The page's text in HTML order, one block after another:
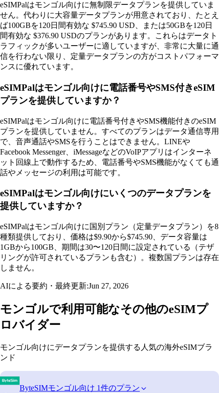
eSIMPalはモンゴル向けに無制限データプランを提供していま
せん。代わりに大容量データプランが用意されており、たとえ
ば100GBを120日間有効な $745.90 USD、または50GBを120日
間有効な $376.90 USDのプランがあります。これらはデータト
ラフィックが多いユーザーに適していますが、非常に大量に通
信を行わない限り、定量データプランの方がコストパフォーマ
ンスに優れています。
eSIMPalはモンゴル向けに電話番号やSMS付きeSIM
プランを提供していますか？
eSIMPalはモンゴル向けに電話番号付きやSMS機能付きのeSIM
プランを提供していません。すべてのプランはデータ通信専用
で、音声通話やSMSを行うことはできません。LINEや
Facebook Messenger、iMessageなどのVoIPアプリはインターネ
ット回線上で動作するため、電話番号やSMS機能がなくても通
話やメッセージの利用は可能です。
eSIMPalはモンゴル向けにいくつのデータプランを
提供していますか？
eSIMPalはモンゴル向けに国別プラン（定量データプラン）を8
種類提供しており、価格は$9.90から$745.90、データ容量は
1GBから100GB、期間は30〜120日間に設定されている（テザ
リングが許可されているプランも含む）。複数国プランは存在
しません。
AIによる要約・最終更新:Jun 27, 2026
モンゴルで利用可能なその他のeSIMプ
ロバイダー
モンゴル向けにデータプランを提供する人気の海外eSIMブラ
ンド
ByteSIMモンゴル向け 1件のプラン